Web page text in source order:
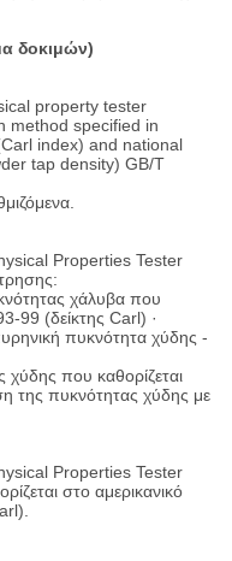
δοκιμών)
property tester
method specified in
index) and national
tap density) GB/T
Properties Tester
χάλυβα που
99 (δείκτης Carl) ·
πυκνότητα χύδης -
που καθορίζεται
της πυκνότητας χύδης με
Properties Tester
στο αμερικανικό